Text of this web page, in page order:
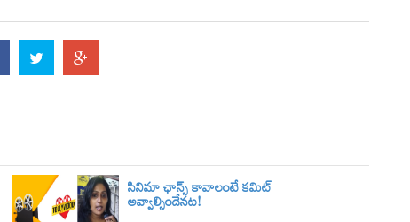
సినిమా ఛాన్స్ కావాలంటే కమిట్
అవ్వాల్సిందేనట!